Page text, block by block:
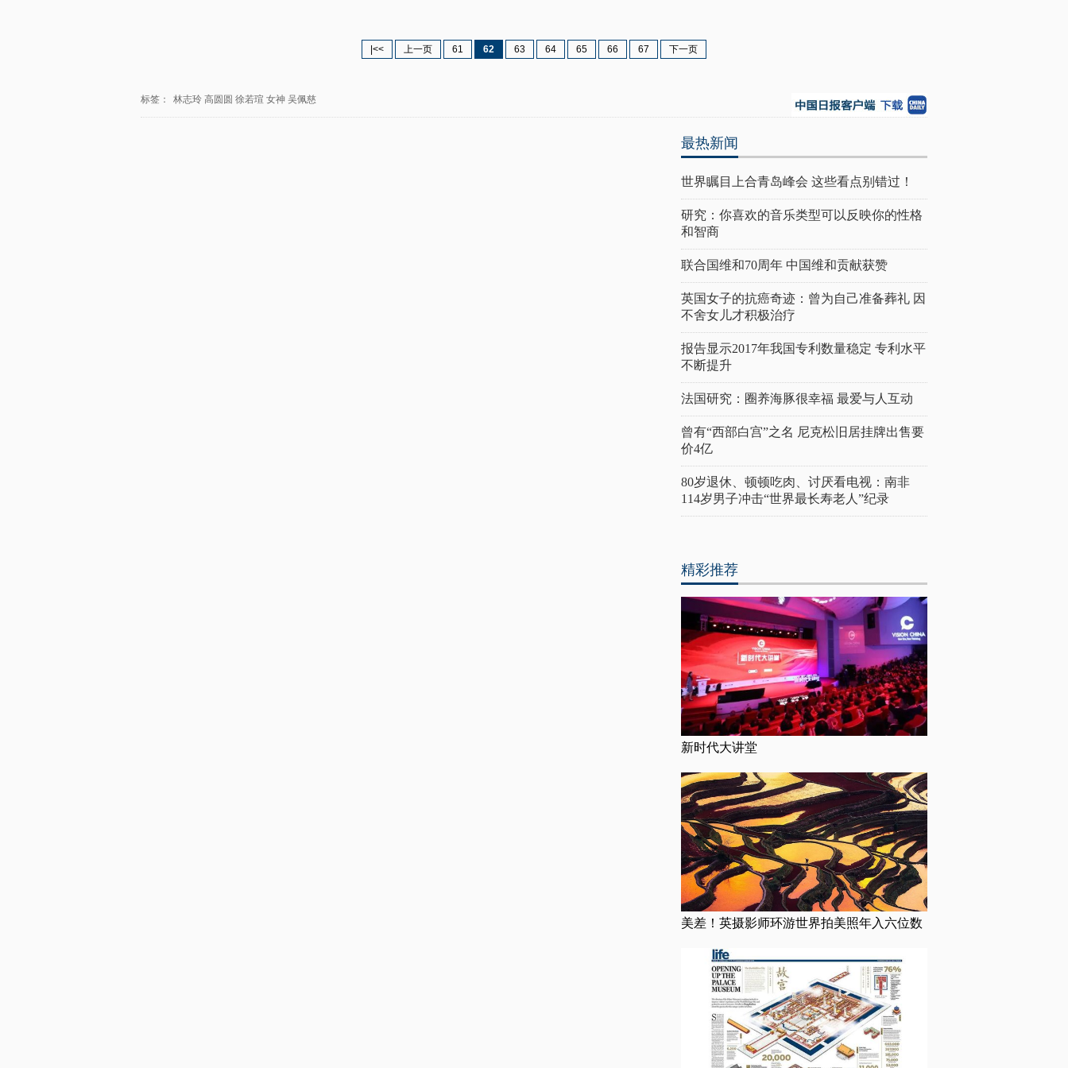
|<< 上一页 61 62 63 64 65 66 67 下一页
标签： 林志玲 高圆圆 徐若瑄 女神 吴佩慈
最热新闻
世界瞩目上合青岛峰会 这些看点别错过！
研究：你喜欢的音乐类型可以反映你的性格
和智商
联合国维和70周年 中国维和贡献获赞
英国女子的抗癌奇迹：曾为自己准备葬礼 因
不舍女儿才积极治疗
报告显示2017年我国专利数量稳定 专利水平
不断提升
法国研究：圈养海豚很幸福 最爱与人互动
曾有“西部白宫”之名 尼克松旧居挂牌出售要
价4亿
80岁退休、顿顿吃肉、讨厌看电视：南非
114岁男子冲击“世界最长寿老人”纪录
精彩推荐
新时代大讲堂
美差！英摄影师环游世界拍美照年入六位数